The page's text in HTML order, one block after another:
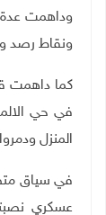
وداهمت عدة
ونقاط رصد
كما داهمت
في حي
المنزل
في سياق
عسكري